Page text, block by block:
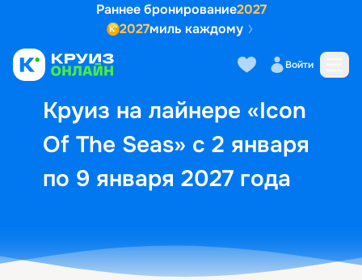
Раннее бронирование2027
2027миль каждому
Войти
Круиз на лайнере «Icon
Of The Seas» с 2 января
по 9 января 2027 года
Выбор кают Маршрут и